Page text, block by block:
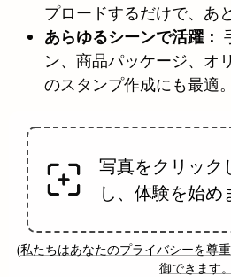
プロードするだけで、あ
あらゆるシーンで活躍：
ン、商品パッケージ、オ
のスタンプ作成にも最適。
写真をクリック
し、体験を始め
(私たちはあなたのプライバシーを尊
御できます。